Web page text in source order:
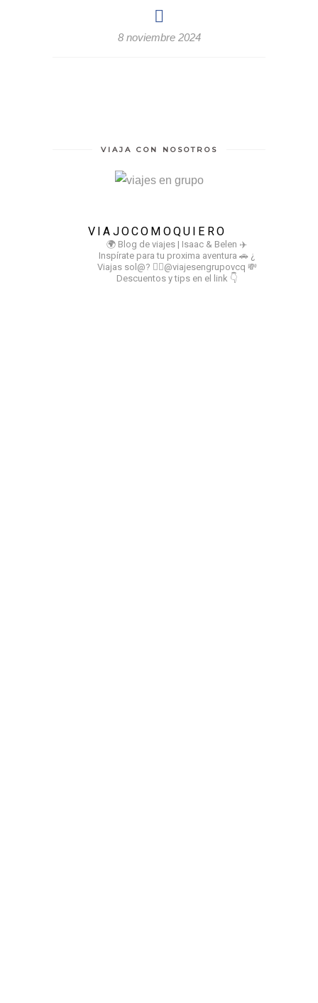
8 noviembre 2024
VIAJA CON NOSOTROS
VIAJOCOMOQUIERO
🌍 Blog de viajes | Isaac & Belen ✈️
Inspírate para tu proxima aventura 🚗 ¿
Viajas sol@? 👉🏻@viajesengrupovcq 💸
Descuentos y tips en el link 👇